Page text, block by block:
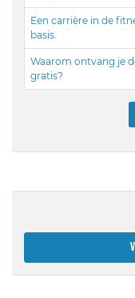
Een carrière in de
basis.
Waarom ontvang je
gratis?